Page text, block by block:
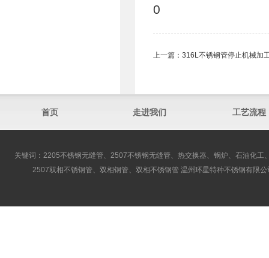
0
上一篇： 316L不锈钢管停止机械加
首页 走进我们 工艺流程
关键词：2205不锈钢无缝管、2507不锈钢无缝管、热交换器、锅炉、石油化
2507双相不锈钢管、双相钢管、双相不锈钢管 温州环星特种不锈钢有限